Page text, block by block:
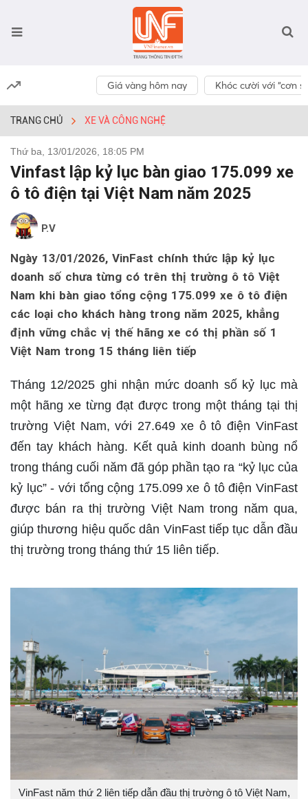
Giá vàng hôm nay Khóc cười với “cơn
TRANG CHỦ XE VÀ CÔNG NGHỆ
Thứ ba, 13/01/2026, 18:05 PM
Vinfast lập kỷ lục bàn giao 175.099 xe
ô tô điện tại Việt Nam năm 2025
P.V
Ngày 13/01/2026, VinFast chính thức lập kỷ lục
doanh số chưa từng có trên thị trường ô tô Việt
Nam khi bàn giao tổng cộng 175.099 xe ô tô điện
các loại cho khách hàng trong năm 2025, khẳng
định vững chắc vị thế hãng xe có thị phần số 1
Việt Nam trong 15 tháng liên tiếp
Tháng 12/2025 ghi nhận mức doanh số kỷ lục mà
một hãng xe từng đạt được trong một tháng tại thị
trường Việt Nam, với 27.649 xe ô tô điện VinFast
đến tay khách hàng. Kết quả kinh doanh bùng nổ
trong tháng cuối năm đã góp phần tạo ra “kỷ lục của
kỷ lục” - với tổng cộng 175.099 xe ô tô điện VinFast
được bán ra thị trường Việt Nam trong năm qua,
giúp thương hiệu quốc dân VinFast tiếp tục dẫn đầu
thị trường trong tháng thứ 15 liên tiếp.
VinFast năm thứ 2 liên tiếp dẫn đầu thị trường ô tô Việt Nam,